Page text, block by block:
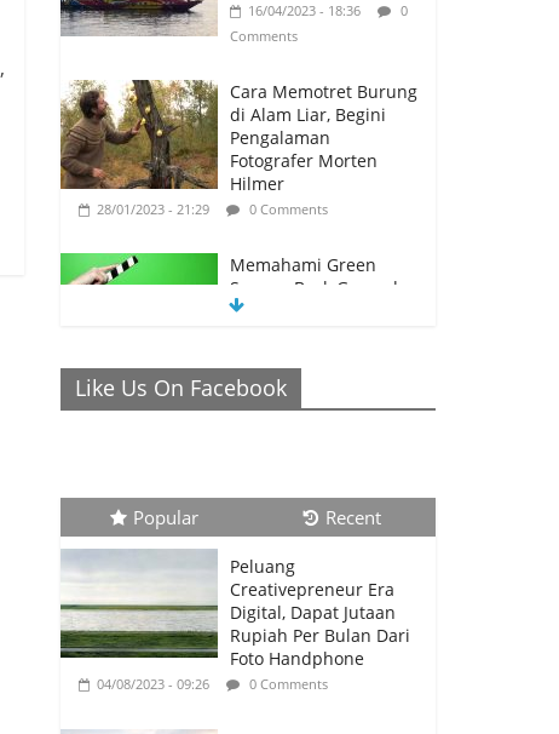
,
16/04/2023 - 18:36
0
Comments
Cara Memotret Burung
di Alam Liar, Begini
Pengalaman
Fotografer Morten
Hilmer
28/01/2023 - 21:29 0 Comments
Memahami Green
Screen, Back Ground
Netral yang Bisa
26/01/2023 - 21:04 0 Comments
Messi Diprediksi
Pecahkan Rekor Cetak
Gol
0 Comments
Peluang
Creativepreneur Era
Digital, Dapat Jutaan
Like Us On Facebook
Popular Recent
Peluang
Creativepreneur Era
Digital, Dapat Jutaan
Rupiah Per Bulan Dari
Foto Handphone
04/08/2023 - 09:26 0 Comments